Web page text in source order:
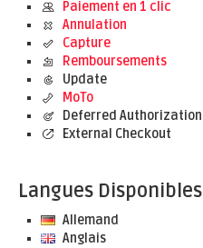
Paiement en 1 clic
Annulation
Capture
Remboursements
Update
MoTo
Deferred Authorization
External Checkout
Langues Disponibles
Allemand
Anglais